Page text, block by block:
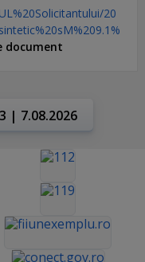
20
document
| 7.08.2026